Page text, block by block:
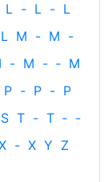
L - L - L
L M - M -
- M - ‐ M
P - P - P
S T - T ‐ -
- X Y Z